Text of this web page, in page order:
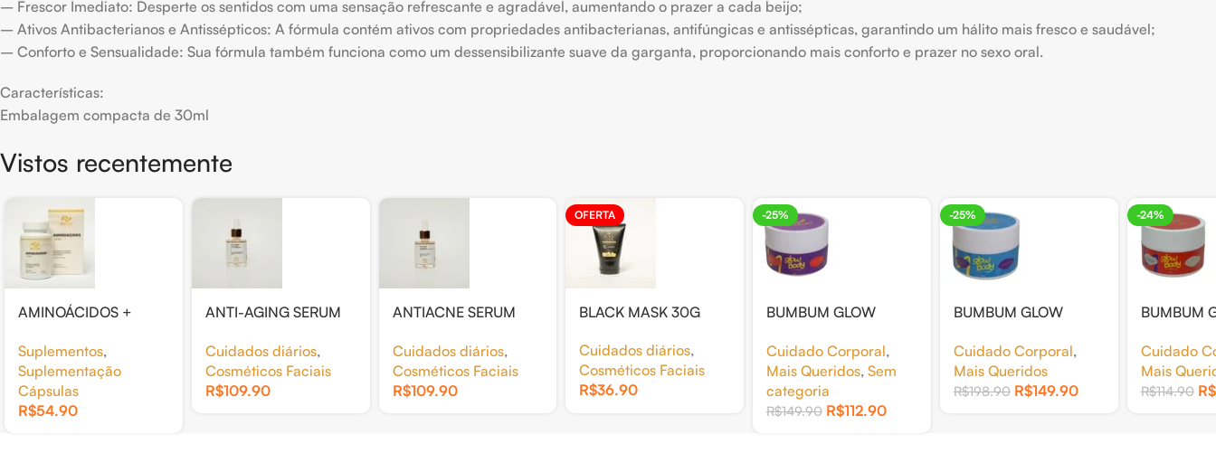
– Frescor Imediato: Desperte os sentidos com uma sensação refrescante e agradável, aumentando o prazer a cada beijo;
– Ativos Antibacterianos e Antissépticos: A fórmula contém ativos com propriedades antibacterianas, antifúngicas e antissépticas, garantindo um hálito mais fresco e saudável;
– Conforto e Sensualidade: Sua fórmula também funciona como um dessensibilizante suave da garganta, proporcionando mais conforto e prazer no sexo oral.
Características:
Embalagem compacta de 30ml
Vistos recentemente
AMINOÁCIDOS +
Suplementos,
Suplementação
Cápsulas
R$54.90
ANTI-AGING SERUM
30ML
Cuidados diários,
Cosméticos Faciais
R$109.90
ANTIACNE SERUM
30ML
Cuidados diários,
Cosméticos Faciais
R$109.90
OFERTA
BLACK MASK 30G
Cuidados diários,
Cosméticos Faciais
R$36.90
-25%
BUMBUM GLOW
CHANTILLY 250G
Cuidado Corporal,
Mais Queridos,Sem
categoria
R$149.90 R$112.90
-25%
BUMBUM GLOW
CHANTILLY 250G
Cuidado Corporal,
Mais Queridos
R$198.90 R$149.90
-24%
BUMBUM
Cuidado
Mais
R$114.90 R$